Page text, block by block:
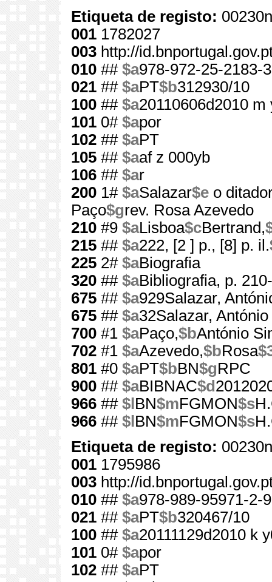
Etiqueta de registo:
001 1782027
003 http://
010 ## $a978-972-25-2183-3
021 ## $aPT$b312930/10
100 ## $a20110606d2010
101 0# $apor
102 ## $aPT
105 ## $aaf z 000yb
106 ## $ar
200 1# $aSalazar$e o
Paço$grev. Rosa Azevedo
210 #9 $aLisboa$cBertrand,
215 ## $a222, [2 ] p., [8] p. il.
225 2# $aBiografia
320 ## $aBibliografia, p.
675 ## $a929Salazar,
675 ## $a32Salazar,
700 #1 $aPaço,$bAntónio
702 #1 $aAzevedo,$bRosa
801 #0 $aPT$bBN$gRPC
900 ## $aBIBNAC$d
966 ## $l BN$mFGMON$s
966 ## $l BN$mFGMON$s
Etiqueta de registo:
001 1795986
003 http://
010 ## $a978-989-95971-2-9
021 ## $aPT$b320467/10
100 ## $a20111129d2010 k
101 0# $apor
102 ## $aPT